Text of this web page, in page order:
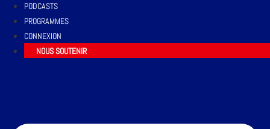
PODCASTS
PROGRAMMES
CONNEXION
NOUS SOUTENIR